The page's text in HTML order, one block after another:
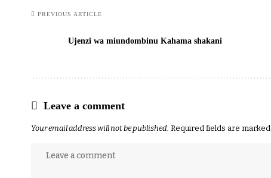
PREVIOUS ARTICLE
Ujenzi wa miundombinu Kahama shakani
Leave a comment
Your email address will not be published. Required fields are marked